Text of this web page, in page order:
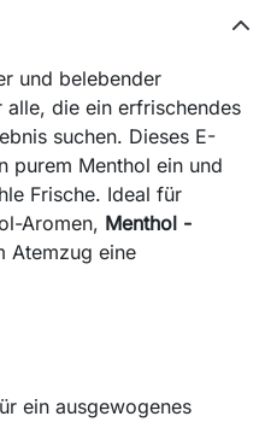
und belebender
die ein erfrischendes
suchen. Dieses E-
purem Menthol ein und
Frische. Ideal für
Aromen, Menthol -
Atemzug eine
ein ausgewogenes